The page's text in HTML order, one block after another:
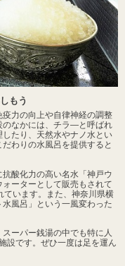
もう
力の向上や自律神経の調整
のなかには、チラ―と呼ばれ
たり、天然水やナノ水とい
わりの水風呂を提供すると
酸化力の高い名水「神戸ウ
ーターとして販売もされて
ています。また、神奈川県横
風呂」という一風変わった
ーパー銭湯の中でも特に人
設です。ぜひ一度は足を運ん